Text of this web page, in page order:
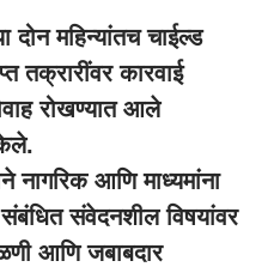
महिन्यांतच चाईल्ड
तक्रारींवर कारवाई
रोखण्यात आले
नागरिक आणि माध्यमांना
संवेदनशील विषयांवर
आणि जबाबदार